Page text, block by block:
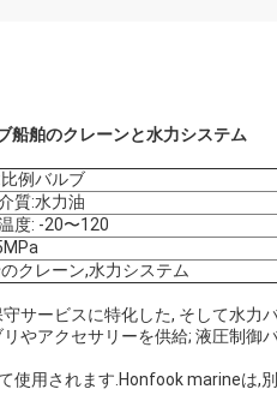
船舶のクレーンと水力システム
例バルブ
質:水力油
度: -20〜120
クレーン,水力システム
サービスに特化した, そして水力
やアクセサリーを供給; 液圧制御
使用されます.Honfook marineは,